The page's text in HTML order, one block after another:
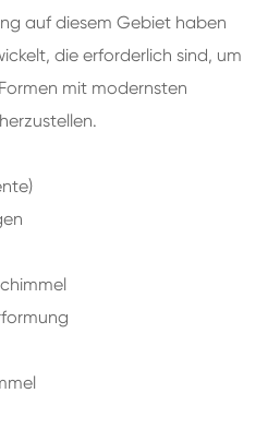
auf diesem Gebiet haben
die erforderlich sind, um
mit modernsten